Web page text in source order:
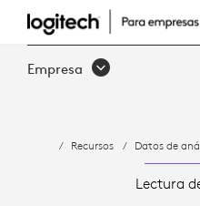
ESTUDIO
DE
TASMANIA
Empresa
Recursos Datos de
Lectura